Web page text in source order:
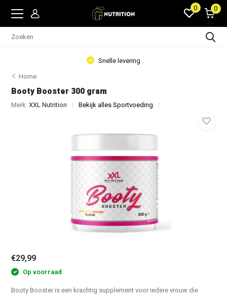
0 0
Snelle levering
Home
Booty Booster 300 gram
Merk:XXL Nutrition Bekijk alles Sportvoeding
€29,99
Op voorraad
Booty Booster is een krachtig supplement voor iedere vrouw die